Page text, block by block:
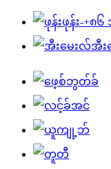
ဖုန်း-+၈၆
အီး